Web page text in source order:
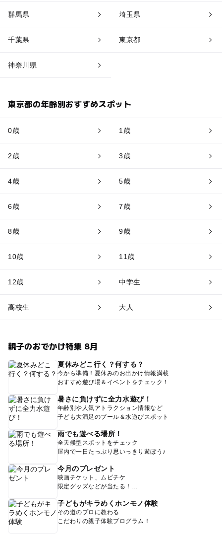
群馬県 埼玉県
千葉県 東京都
神奈川県
東京都の年齢別おすすめスポット
0歳 1歳
2歳 3歳
4歳 5歳
6歳 7歳
8歳 9歳
10歳 11歳
12歳 中学生
高校生 大人
親子のおでかけ特集 8月
夏休みどこ行く？何する？
今から準備！夏休みのお出かけ情報満載
おすすめ遊び場＆イベントをチェック！
暑さに負けずに全力水遊び！
年齢別や人気アトラクション情報など
子ども大満足のプール＆水遊びスポット
雨でも遊べる場所！
全天候型スポットをチェック
屋内で一日たっぷり思いっきり遊ぼう♪
今月のプレゼント
映画チケット、ムビチケ
限定グッズなどが当たる！
子どもがキラめくホンモノ体験
その道のプロに教わる
こだわりの親子体験プログラム！